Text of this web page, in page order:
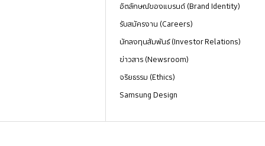
อัตลักษณ์ของแบรนด์ (Brand Identity)
รับสมัครงาน (Careers)
นักลงทุนสัมพันธ์ (Investor Relations)
ข่าวสาร (Newsroom)
จริยธรรม (Ethics)
Samsung Design